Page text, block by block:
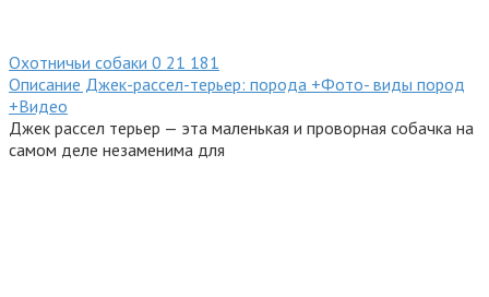
Охотничьи собаки 0 21 181
Описание Джек-рассел-терьер: порода +Фото- виды пород
+Видео
Джек рассел терьер — эта маленькая и проворная собачка на
самом деле незаменима для